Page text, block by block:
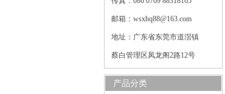
邮箱：wsxhq88@163.com
地址：广东省东莞市道滘镇
蔡白管理区凤龙阁2路12号
产品分类